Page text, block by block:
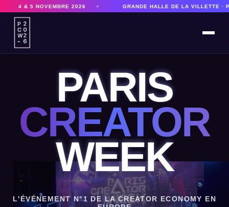
GRANDE HALLE DE LA VILLETTE · PARIS + 8 000
PARIS
CREATOR
WEEK
L'ÉVÉNEMENT N°1 DE LA CREATOR ECONOMY EN